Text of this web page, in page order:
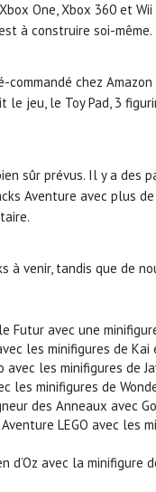
One, Xbox 360 et
à construire soi-même.
chez
le jeu, le Toy Pad, 3
sûr prévus. Il y a des
Aventure avec plus
à venir, tandis que de
Futur avec une
les minifigures de Kai
avec les minifigures de
les minifigures de
des Anneaux avec
LEGO avec les
d’Oz avec la